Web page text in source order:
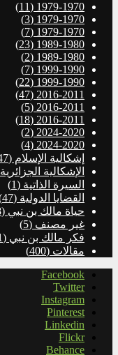
1979-1970
(11)
1979-1970
(3)
1979-1970
(7)
1989-1980
(23)
1989-1980
(2)
1999-1990
(7)
1999-1990
(22)
2016-2011
(47)
2016-2011
(5)
2016-2011
(18)
2024-2020
(2)
2024-2020
(4)
إشكالية الإسلام (47)
الإشكالية الجزائرية
السيرة الذاتية (1)
القضايا الدولية (47)
حياة مالك بن نبي (48)
غير مصنف (5)
فكر مالك بن نبي (61)
مقالات (400)
Facebook
Twitter
Instagram
Pinterest
Linkedin
Flickr
Behance